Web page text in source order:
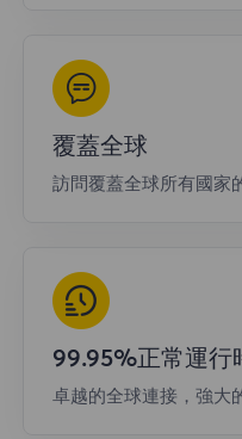
覆蓋全球
訪問覆蓋全球所有國家
99.95%正常運行
卓越的全球連接，強大